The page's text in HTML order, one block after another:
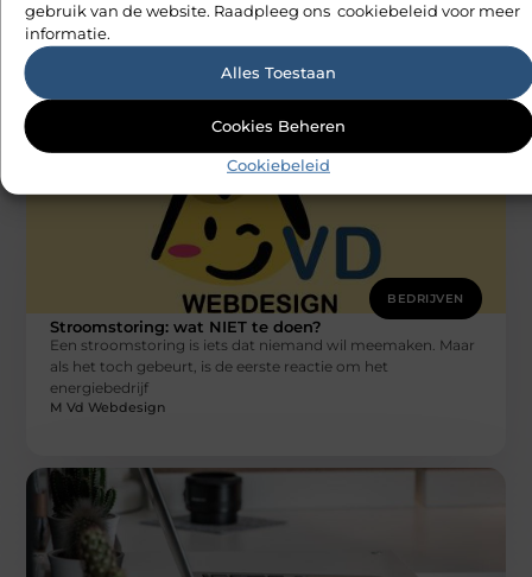
gebruik van de website. Raadpleeg ons cookiebeleid voor meer
informatie.
Alles Toestaan
Cookies Beheren
Cookiebeleid
techniek?
Wil je graag aan de slag in de civiele techniek? Dat is heel
goed mogelijk, maar je moet wel weten
BEDRIJVEN
Stroomstoring: wat NIET te doen?
Een stroomstoring is iets dat niemand wil meemaken. Maar
als het toch gebeurt, is de eerste reactie om het
energiebedrijf
M Vd Webdesign